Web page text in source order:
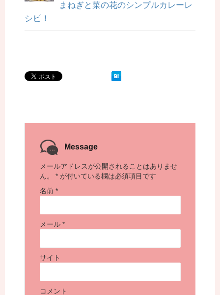
まねぎと菜の花のシンプルカレーレ
シピ！
Message
メールアドレスが公開されることはありませ
ん。
* が付いている欄は必須項目です
名前 *
メール *
サイト
コメント